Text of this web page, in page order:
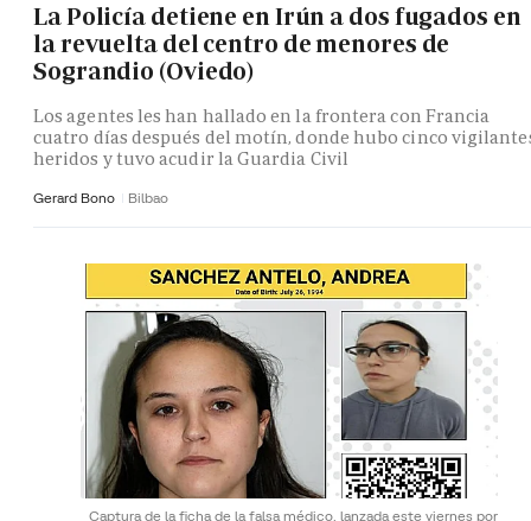
La Policía detiene en Irún a dos fugados en
la revuelta del centro de menores de
Sograndio (Oviedo)
Los agentes les han hallado en la frontera con Francia
cuatro días después del motín, donde hubo cinco
heridos y tuvo acudir la Guardia Civil
Gerard Bono Bilbao
Captura de la ficha de la falsa médico, lanzada este viernes por